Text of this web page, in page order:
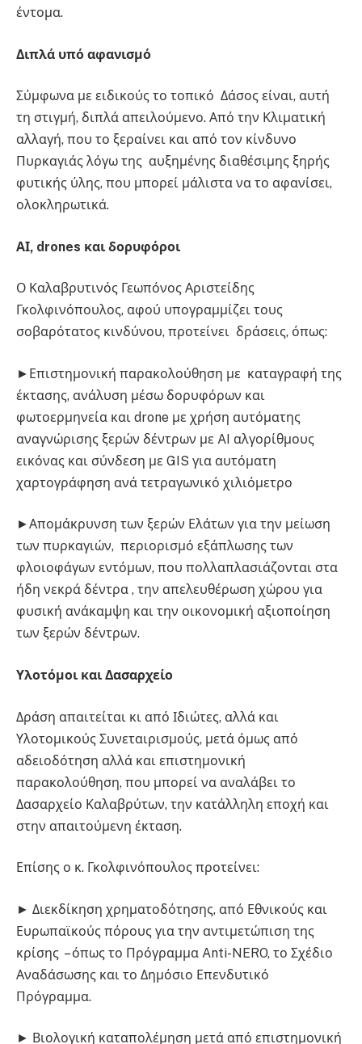
έντομα.
Διπλά υπό αφανισμό
Σύμφωνα με ειδικούς το τοπικό Δάσος είναι, αυτή
τη στιγμή, διπλά απειλούμενο. Από την Κλιματική
αλλαγή, που το ξεραίνει και από τον κίνδυνο
Πυρκαγιάς λόγω της αυξημένης διαθέσιμης ξηρής
φυτικής ύλης, που μπορεί μάλιστα να το αφανίσει,
ολοκληρωτικά.
ΑΙ, drones και δορυφόροι
Ο Καλαβρυτινός Γεωπόνος Αριστείδης
Γκολφινόπουλος, αφού υπογραμμίζει τους
σοβαρότατος κινδύνου, προτείνει δράσεις, όπως:
►Επιστημονική παρακολούθηση με καταγραφή της
έκτασης, ανάλυση μέσω δορυφόρων και
φωτοερμηνεία και drone με χρήση αυτόματης
αναγνώρισης ξερών δέντρων με AI αλγορίθμους
εικόνας και σύνδεση με GIS για αυτόματη
χαρτογράφηση ανά τετραγωνικό χιλιόμετρο
►Απομάκρυνση των ξερών Ελάτων για την μείωση
των πυρκαγιών, περιορισμό εξάπλωσης των
φλοιοφάγων εντόμων, που πολλαπλασιάζονται στα
ήδη νεκρά δέντρα , την απελευθέρωση χώρου για
φυσική ανάκαμψη και την οικονομική αξιοποίηση
των ξερών δέντρων.
Υλοτόμοι και Δασαρχείο
Δράση απαιτείται κι από Ιδιώτες, αλλά και
Υλοτομικούς Συνεταιρισμούς, μετά όμως από
αδειοδότηση αλλά και επιστημονική
παρακολούθηση, που μπορεί να αναλάβει το
Δασαρχείο Καλαβρύτων, την κατάλληλη εποχή και
στην απαιτούμενη έκταση.
Επίσης ο κ. Γκολφινόπουλος προτείνει:
► Διεκδίκηση χρηματοδότησης, από Εθνικούς και
Ευρωπαϊκούς πόρους για την αντιμετώπιση της
κρίσης – όπως το Πρόγραμμα Anti-NERO, το Σχέδιο
Αναδάσωσης και το Δημόσιο Επενδυτικό
Πρόγραμμα.
► Βιολογική καταπολέμηση μετά από επιστημονική